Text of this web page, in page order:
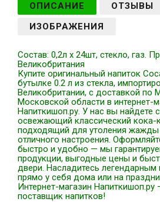
ОПИСАНИЕ
ОТЗЫВЫ
ИЗОБРАЖЕНИЯ
Состав: 0,2л х 24шт, стекло, газ.
Великобритания
Купите оригинальный напиток
бутылке 0.2 л из стекла,
Великобритании, с доставкой по
Московской области в интернет-
Напиткишоп.ру. У нас вы найдете
освежающий классический кока-
подходящий для утоления жажды
отличного настроения.
быстро и удобно — мы
продукции, выгодные цены и
двери. Насладитесь легендарным
прямо у себя дома или на
Интернет-магазин
поставщик напитков!